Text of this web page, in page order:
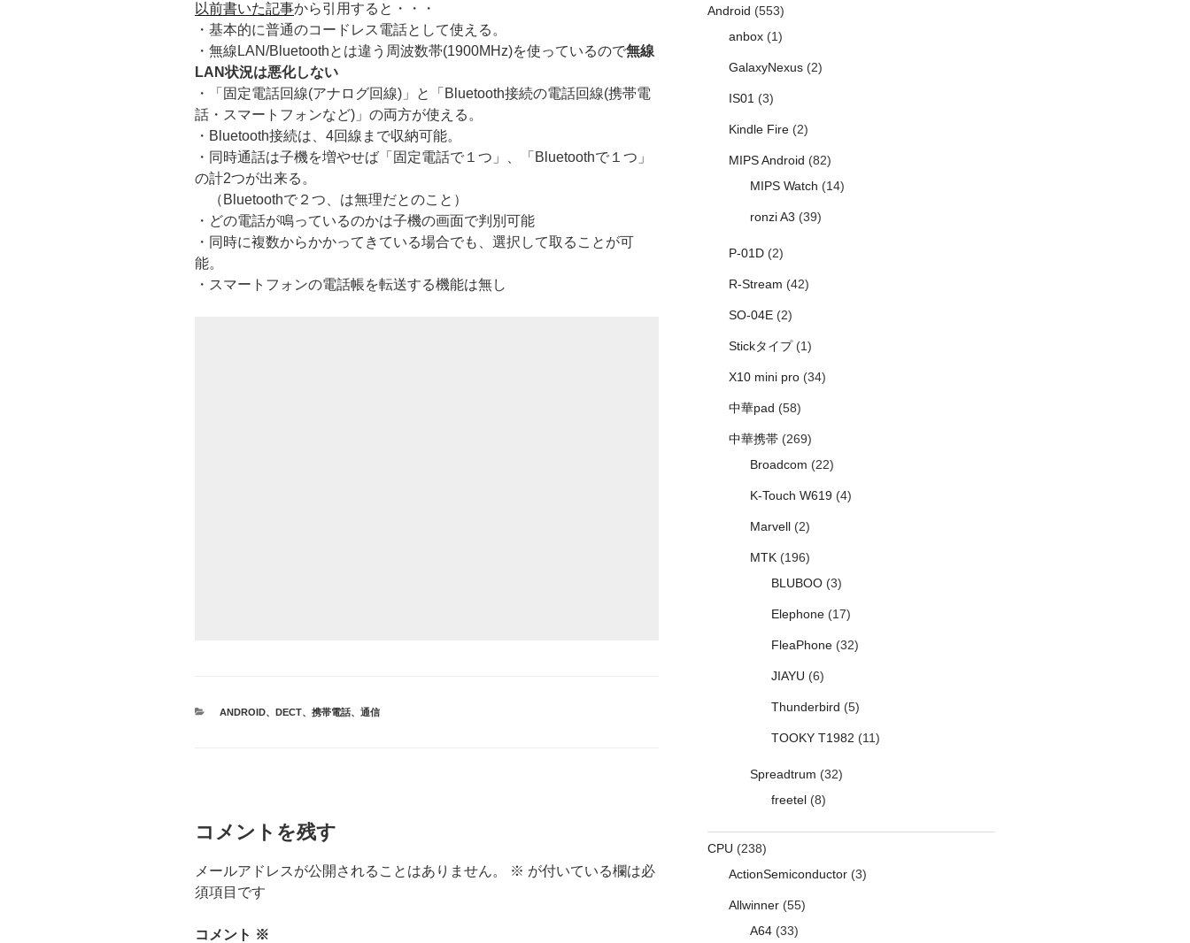
以前書いた記事から引用すると・・・
・基本的に普通のコードレス電話として使える。
・無線LAN/Bluetoothとは違う周波数帯(1900MHz)を使っているので無線
LAN状況は悪化しない
・「固定電話回線(アナログ回線)」と「Bluetooth接続の電話回線(携帯電
話・スマートフォンなど)」の両方が使える。
・Bluetooth接続は、4回線まで収納可能。
・同時通話は子機を増やせば「固定電話で１つ」、「Bluetoothで１つ」
の計2つが出来る。
（Bluetoothで２つ、は無理だとのこと）
・どの電話が鳴っているのかは子機の画面で判別可能
・同時に複数からかかってきている場合でも、選択して取ることが可
能。
・スマートフォンの電話帳を転送する機能は無し
カ
ANDROID、 DECT、 携帯電話、 通信
コメントを残す
メールアドレスが公開されることはありません。 ※ が付いている欄は必
須項目です
コメント ※
Android (553)
anbox(1)
GalaxyNexus(2)
IS01(3)
Kindle Fire(2)
MIPS Android (82)
MIPS Watch (14)
ronzi A3 (39)
P-01D(2)
R-Stream (42)
SO-04E(2)
Stickタイプ(1)
X10 mini pro(34)
中華pad (58)
中華携帯(269)
Broadcom (22)
K-Touch W619(4)
Marvell(2)
MTK(196)
BLUBOO(3)
Elephone(17)
FleaPhone(32)
JIAYU (6)
Thunderbird (5)
TOOKY T1982 (11)
Spreadtrum (32)
freetel(8)
CPU (238)
ActionSemiconductor(3)
Allwinner(55)
A64(33)